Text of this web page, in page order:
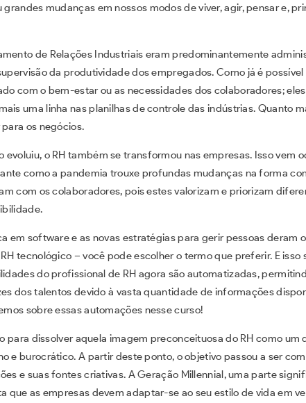
mudanças em nossos modos de viver, agir, pensar e,
de Relações Industriais eram predominantemente
da produtividade dos empregados. Como já é possível
com o bem-estar ou as necessidades dos colaboradores;
uma linha nas planilhas de controle das indústrias. Quanto
os negócios.
evoluiu, o RH também se transformou nas empresas. Isso vem
como a pandemia trouxe profundas mudanças na forma
com os colaboradores, pois estes valorizam e priorizam
em software e as novas estratégias para gerir pessoas deram
tecnológico – você pode escolher o termo que preferir. E isso
do profissional de RH agora são automatizadas,
dos talentos devido à vasta quantidade de informações
sobre essas automações nesse curso!
para dissolver aquela imagem preconceituosa do RH como
e burocrático. A partir deste ponto, o objetivo passou a ser
e suas fontes criativas. A Geração Millennial, uma parte
que as empresas devem adaptar-se ao seu estilo de vida em